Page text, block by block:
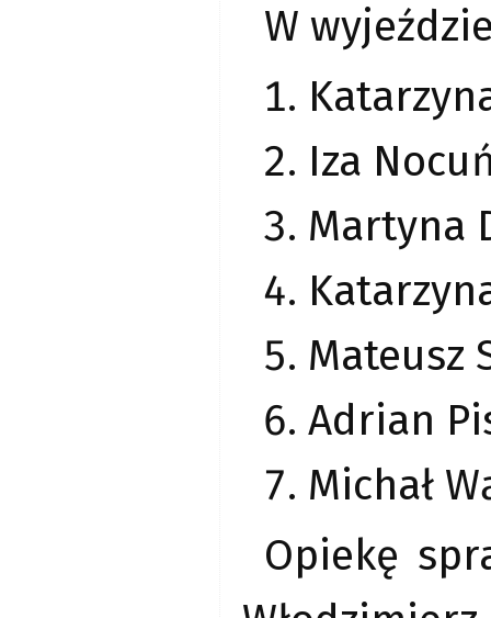
W
Iza
Martyna
Mateusz
Adrian
Michał
Opiekę